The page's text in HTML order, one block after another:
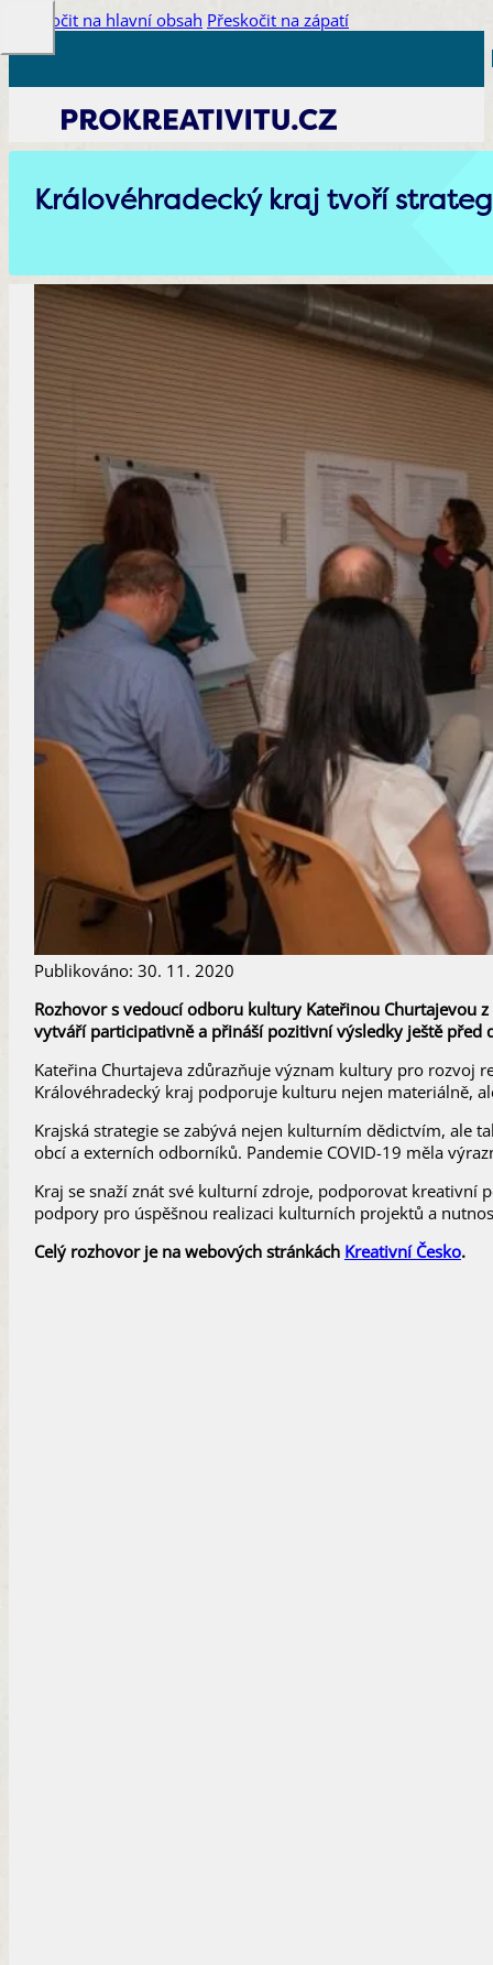
Přeskočit na hlavní obsah Přeskočit na zápatí
Královéhradecký kraj tvoří
Publikováno: 30. 11. 2020
Rozhovor s vedoucí odboru kultury Kateřinou Churtajevou
vytváří participativně a přináší pozitivní výsledky ještě před
Kateřina Churtajeva zdůrazňuje význam kultury pro rozvoj
Královéhradecký kraj podporuje kulturu nejen materiálně,
Krajská strategie se zabývá nejen kulturním dědictvím, ale
obcí a externích odborníků. Pandemie COVID-19 měla
Kraj se snaží znát své kulturní zdroje, podporovat
podpory pro úspěšnou realizaci kulturních projektů a
Celý rozhovor je na webových stránkách Kreativní Česko.